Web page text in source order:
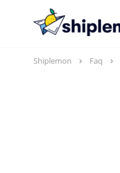
Shiplemon Faq